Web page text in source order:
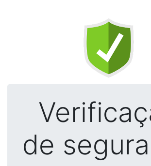
de